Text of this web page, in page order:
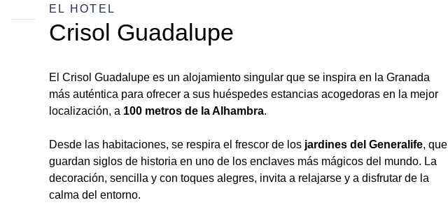
EL HOTEL
Crisol Guadalupe
El Crisol Guadalupe es un alojamiento singular que se inspira en la Granada
más auténtica para ofrecer a sus huéspedes estancias acogedoras en la mejor
localización, a 100 metros de la Alhambra.
Desde las habitaciones, se respira el frescor de los jardines del Generalife, que
guardan siglos de historia en uno de los enclaves más mágicos del mundo. La
decoración, sencilla y con toques alegres, invita a relajarse y a disfrutar de la
calma del entorno.